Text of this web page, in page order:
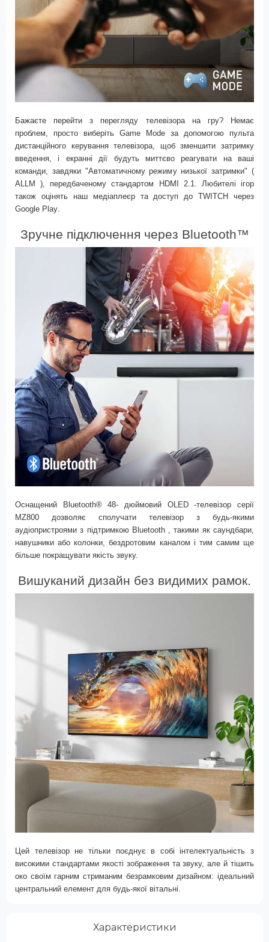
Бажаєте перейти з перегляду телевізора на гру? Немає
проблем, просто виберіть Game Mode за допомогою пульта
дистанційного керування телевізора, щоб зменшити затримку
введення, і екранні дії будуть миттєво реагувати на ваші
команди, завдяки "Автоматичному режиму низької затримки" (
ALLM
), передбаченому стандартом HDMI 2.1. Любителі ігор
також оцінять наш медіаплеєр та доступ доTWITCH
через
Google Play.
Зручне підключення через Bluetooth™
Оснащений Bluetooth® 48- дюймовий OLED-телевізор серії
MZ800 дозволяє сполучати телевізор з будь-якими
аудіопристроями з підтримкою Bluetooth, такими як саундбари,
навушники або колонки, бездротовим каналом і тим самим ще
більше покращувати якість звуку.
Вишуканий дизайн без видимих рамок.
Цей телевізор не тільки поєднує в собі інтелектуальність з
високими стандартами якості зображення та звуку, але й тішить
око своїм гарним стриманим безрамковим дизайном: ідеальний
центральний елемент для будь-якої вітальні.
Характеристики